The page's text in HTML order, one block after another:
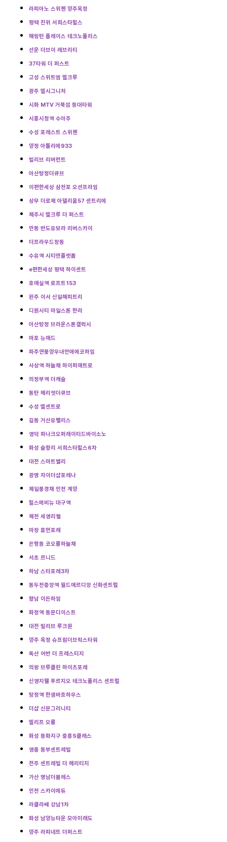
라피아노 스위첸 양주옥정
평택 진위 서희스타힐스
해링턴 플레이스 테크노폴리스
선운 더브이 레브리티
37타워 더 퍼스트
고성 스위트엠 엘크루
광주 엘시그니처
시화 MTV 거북섬 등대타워
시흥시청역 수아주
수성 포레스트 스위첸
양정 아틀리에933
빌리브 리버런트
아산탕정더큐브
이편한세상 삼천포 오션프라임
상무 더로제 아델리움57 센트리에
제주시 엘크루 더 퍼스트
안동 반도유보라 리버스카이
더프라우드창동
수유역 시티앤플랫폼
e편한세상 평택 하이센트
호매실역 로프트153
완주 이서 신일해피트리
디원시티 마일스톤 한라
아산탕정 브라운스톤갤럭시
마포 뉴매드
파주연풍양우내안애에코하임
사상역 하늘채 하이퍼매트로
의정부역 더캐슬
동탄 헤리엇더큐브
수성 엘센트로
길동 거산유팰리스
영덕 파나크오퍼레이티드바이소노
화성 슬항리 서희스타힐스6차
대전 스마트밸리
광명 자이더샵포레나
제일풍경채 인천 계양
힐스에비뉴 대구역
제천 세영리첼
마장 휴먼포레
은행동 코오롱하늘채
서초 르니드
하남 스타포레3차
동두천중앙역 월드메르디앙 신화센트럴
향남 이든하임
화정역 동문디이스트
대전 빌리브 루크원
양주 옥정 슈프림더브릭스타워
독산 어반 더 프레스티지
의왕 브루클린 하이츠포레
신영지웰 푸르지오 테크노폴리스 센트럴
탕정역 한샘바흐하우스
더샵 신문그리니티
엘리프 오룡
화성 동화지구 중흥S클래스
영종 동부센트레빌
전주 센트레빌 더 헤리티지
가산 명남더블레스
인천 스카이에듀
라클라쎄 강남1차
화성 남양뉴타운 모아미래도
양주 라피네트 더퍼스트